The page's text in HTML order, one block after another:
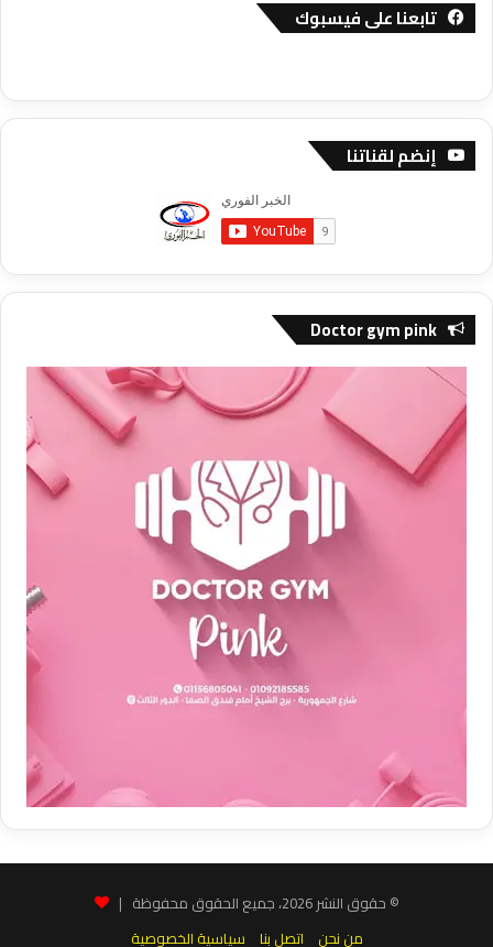
تابعنا على فيسبوك
إنضم لقناتنا
Doctor gym pink
© حقوق النشر 2026، جميع الحقوق محفوظة |
من نحن
اتصل بنا سياسية الخصوصية